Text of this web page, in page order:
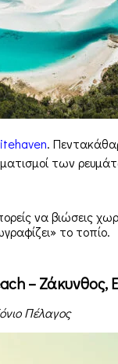
.
των
να βιώσεις
το τοπίο.
– Ζάκυνθος,
Πέλαγος